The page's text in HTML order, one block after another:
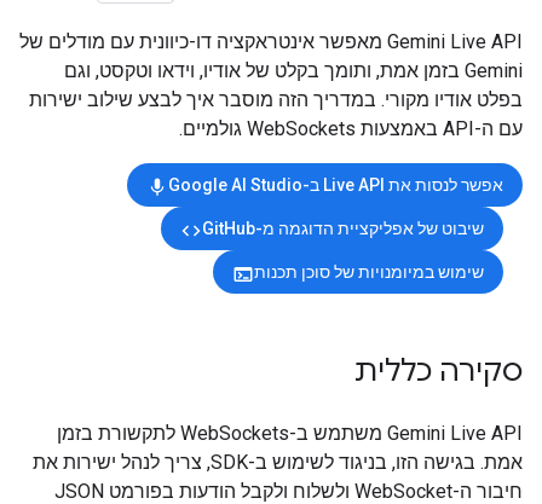
‫Gemini Live API מאפשר אינטראקציה דו-כיוונית עם מודלים של
Gemini בזמן אמת, ותומך בקלט של אודיו, וידאו וטקסט, וגם
בפלט אודיו מקורי. במדריך הזה מוסבר איך לבצע שילוב ישירות
עם ה-API באמצעות WebSockets גולמיים.
אפשר לנסות את Live API ב-Google AI Studio mic
שיבוט של אפליקציית הדוגמה מ-GitHub code
שימוש במיומנויות של סוכן תכנותterminal
סקירה כללית
‫Gemini Live API משתמש ב-WebSockets לתקשורת בזמן
אמת. בגישה הזו, בניגוד לשימוש ב-SDK, צריך לנהל ישירות את
חיבור ה-WebSocket ולשלוח ולקבל הודעות בפורמט JSON